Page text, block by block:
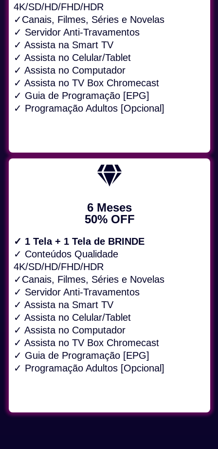
4K/SD/HD/FHD/HDR
✓Canais, Filmes, Séries e Novelas
✓ Servidor Anti-Travamentos
✓ Assista na Smart TV
✓ Assista no Celular/Tablet
✓ Assista no Computador
✓ Assista no TV Box Chromecast
✓ Guia de Programação [EPG]
✓ Programação Adultos [Opcional]
6 Meses
50% OFF
✓ 1 Tela + 1 Tela de BRINDE
✓ Conteúdos Qualidade
4K/SD/HD/FHD/HDR
✓Canais, Filmes, Séries e Novelas
✓ Servidor Anti-Travamentos
✓ Assista na Smart TV
✓ Assista no Celular/Tablet
✓ Assista no Computador
✓ Assista no TV Box Chromecast
✓ Guia de Programação [EPG]
✓ Programação Adultos [Opcional]